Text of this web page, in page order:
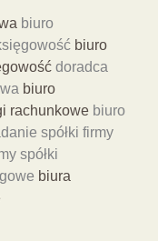
biuro
biuro
doradca
biuro
rachunkowe biuro
spółki firmy
spółki
biura